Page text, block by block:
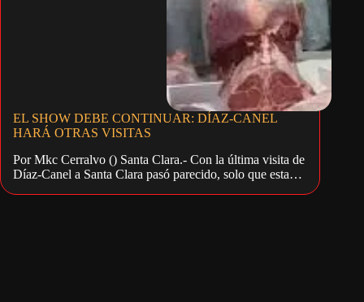
EL SHOW DEBE CONTINUAR: DÍAZ-CANEL
HARÁ OTRAS VISITAS
Por Mkc Cerralvo () Santa Clara.- Con la última visita de
Díaz-Canel a Santa Clara pasó parecido, solo que esta…